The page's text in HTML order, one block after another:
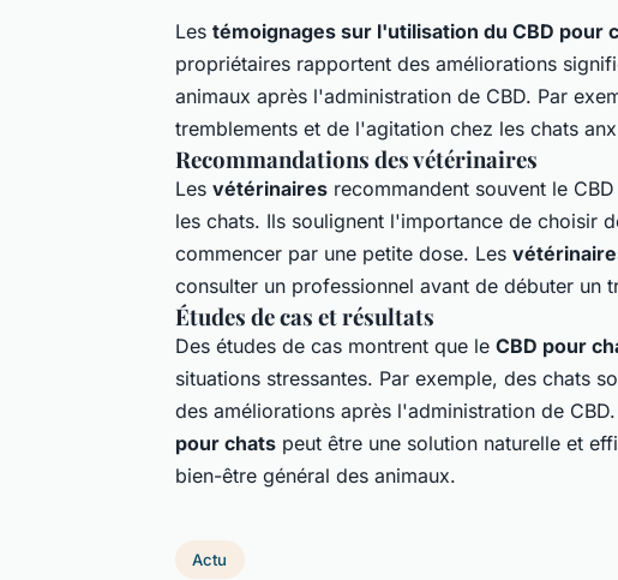
Les témoignages sur l'utilisation du CBD pour
propriétaires rapportent des améliorations
animaux après l'administration de CBD. Par
tremblements et de l'agitation chez les chats
Recommandations des vétérinaires
Les vétérinaires recommandent souvent le
les chats. Ils soulignent l'importance de choisir
commencer par une petite dose. Les
consulter un professionnel avant de débuter un
Études de cas et résultats
Des études de cas montrent que le CBD pour
situations stressantes. Par exemple, des chats
des améliorations après l'administration de
pour chats peut être une solution naturelle et
bien-être général des animaux.
Actu